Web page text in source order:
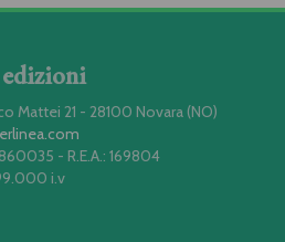
Mattei 21 - 28100 Novara (NO)
- R.E.A.: 169804
i.v